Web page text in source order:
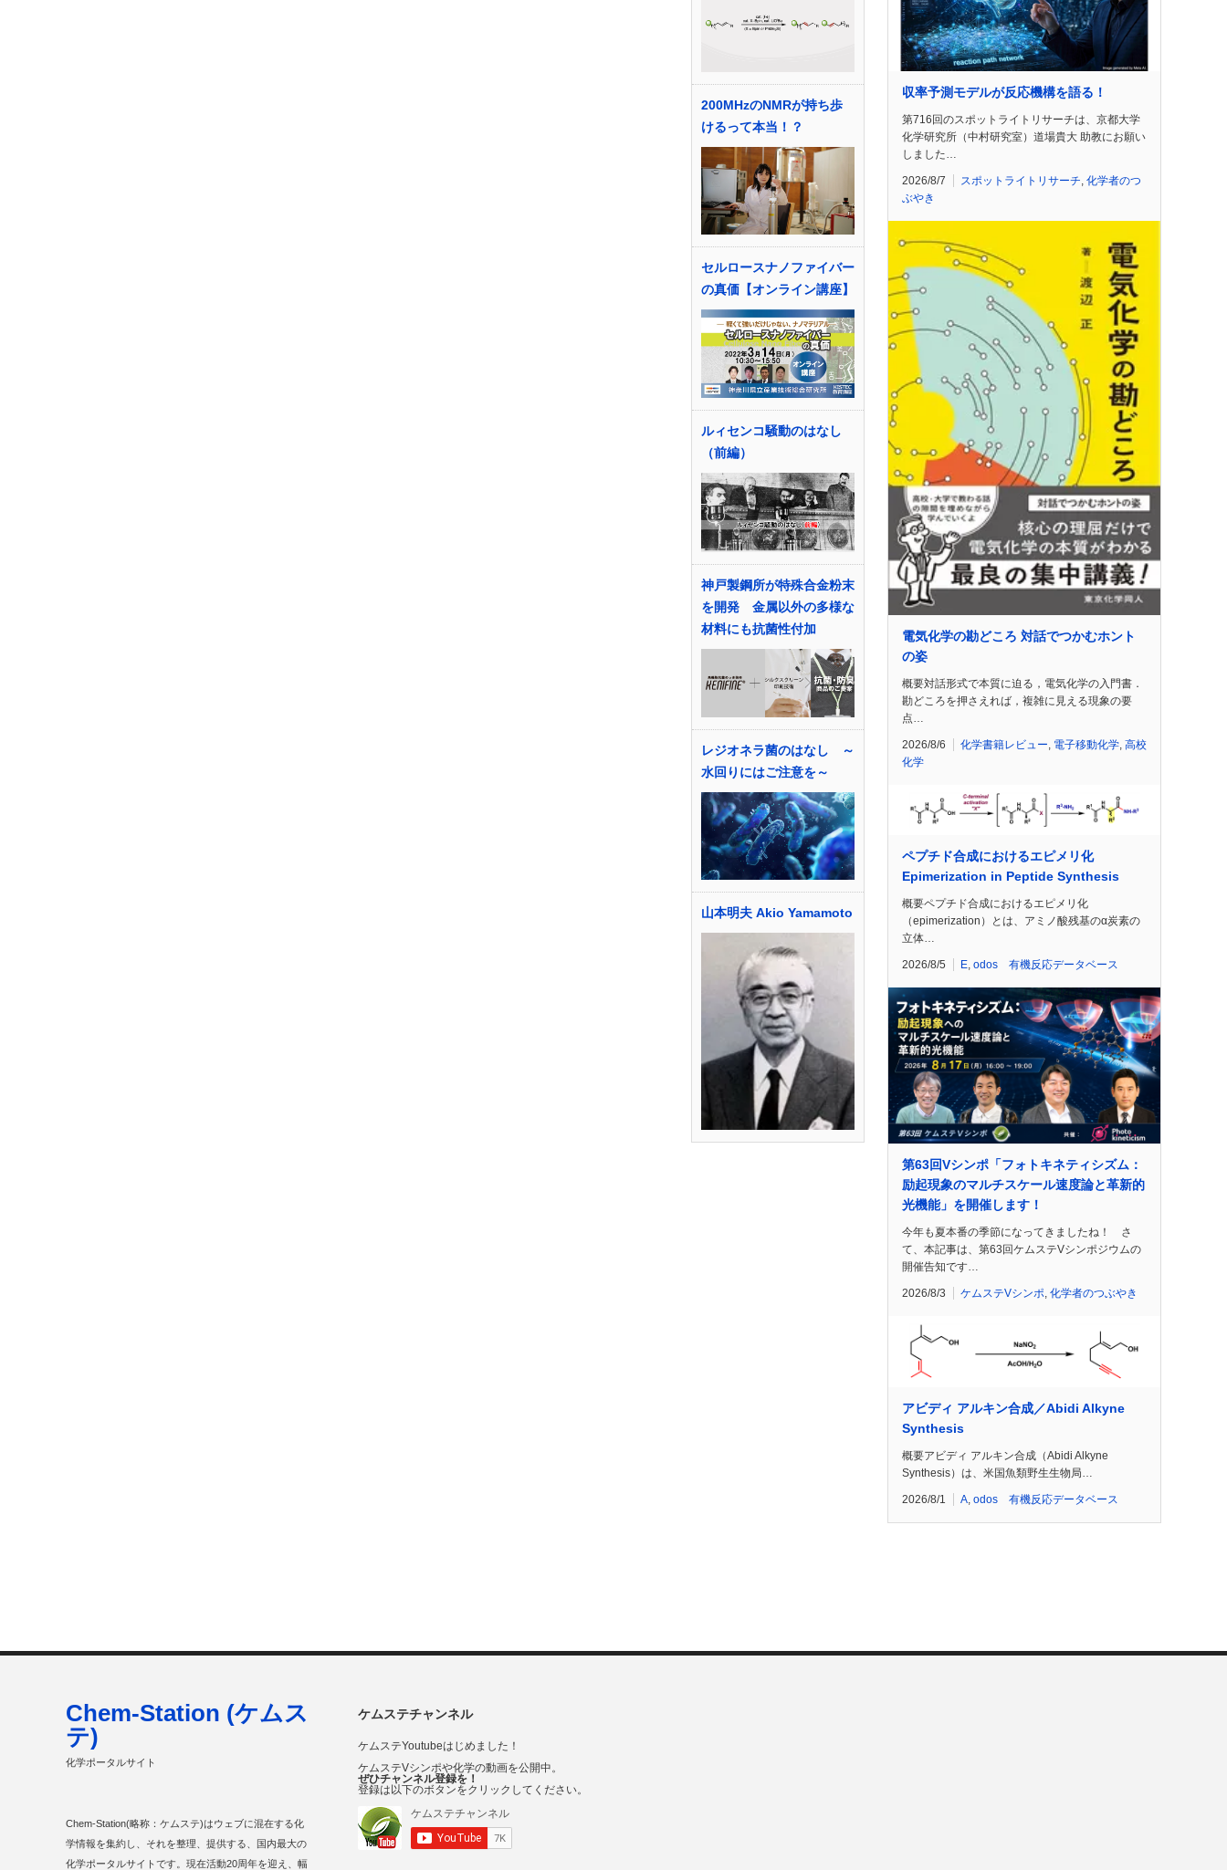
200MHzのNMRが持ち歩
けるって本当！？
セルロースナノファイバー
の真価【オンライン講座】
ルィセンコ騒動のはなし
（前編）
神戸製鋼所が特殊合金粉末
を開発 金属以外の多様な
材料にも抗菌性付加
レジオネラ菌のはなし ～
水回りにはご注意を～
山本明夫 Akio Yamamoto
収率予測モデルが反応機構を語る！
第716回のスポットライトリサーチは、京都大学
化学研究所（中村研究室）道場貴大 助教にお願い
しました…
2026/8/7 スポットライトリサーチ 化学者のつ
ぶやき
電気化学の勘どころ 対話でつかむホント
の姿
概要対話形式で本質に迫る，電気化学の入門書．
勘どころを押さえれば，複雑に見える現象の要
点…
2026/8/6 化学書籍レビュー 電子移動化学 高校
化学
ペプチド合成におけるエピメリ化
Epimerization in Peptide Synthesis
概要ペプチド合成におけるエピメリ化
（epimerization）とは、アミノ酸残基のα炭素の
立体…
2026/8/5 E odos 有機反応データベース
第63回Vシンポ「フォトキネティシズム：
励起現象のマルチスケール速度論と革新的
光機能」を開催します！
今年も夏本番の季節になってきましたね！ さ
て、本記事は、第63回ケムステVシンポジウムの
開催告知です…
2026/8/3 ケムステVシンポ, 化学者のつぶやき
アビディ アルキン合成／Abidi Alkyne
Synthesis
概要アビディ アルキン合成（Abidi Alkyne
Synthesis）は、米国魚類野生生物局…
2026/8/1 A, odos 有機反応データベース
ケムステチャンネル
ケムステYoutubeはじめました！
ケムステVシンポや化学の動画を公開中。
ぜひチャンネル登録を！
登録は以下のボタンをクリックしてください。
Chem-Station (ケムス
テ)
化学ポータルサイト
Chem-Station(略称：ケムステ)はウェブに混在する化
学情報を集約し、それを整理、提供する、国内最大の
化学ポータルサイトです。現在活動20周年を迎え、幅